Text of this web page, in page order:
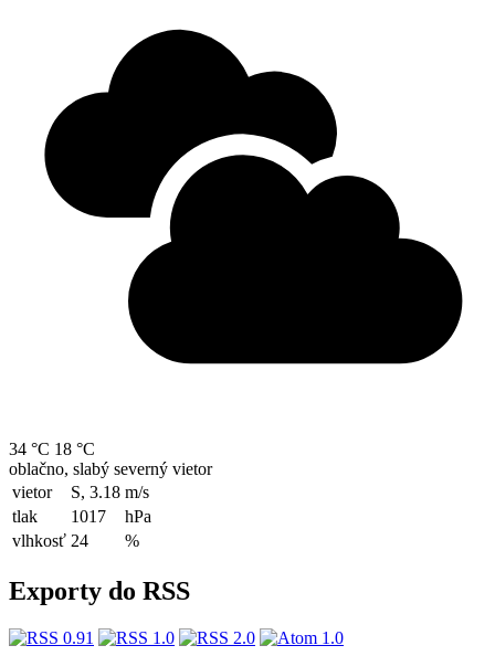
34 °C 18 °C
oblačno, slabý severný vietor
vietor
S, 3.18 m/s
tlak
1017
hPa
vlhkosť 24 %
Exporty do RSS